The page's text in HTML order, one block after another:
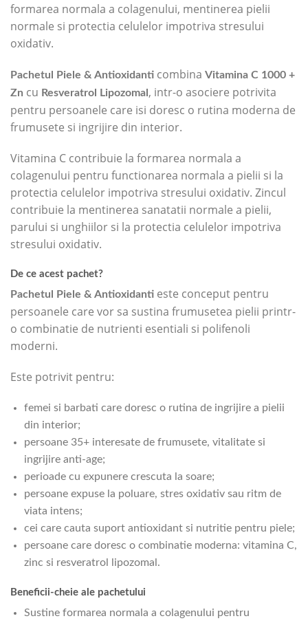
formarea normala a colagenului, mentinerea pielii
normale si protectia celulelor impotriva stresului
oxidativ.
Pachetul Piele & Antioxidanti combina Vitamina C 1000 +
Zn cu Resveratrol Lipozomal , intr-o asociere potrivita
pentru persoanele care isi doresc o rutina moderna de
frumusete si ingrijire din interior.
Vitamina C contribuie la formarea normala a
colagenului pentru functionarea normala a pielii si la
protectia celulelor impotriva stresului oxidativ. Zincul
contribuie la mentinerea sanatatii normale a pielii,
parului si unghiilor si la protectia celulelor impotriva
stresului oxidativ.
De ce acest pachet?
Pachetul Piele & Antioxidanti este conceput pentru
persoanele care vor sa sustina frumusetea pielii printr-
o combinatie de nutrienti esentiali si polifenoli
moderni.
Este potrivit pentru:
femei si barbati care doresc o rutina de ingrijire a pielii
din interior;
persoane 35+ interesate de frumusete, vitalitate si
ingrijire anti-age;
perioade cu expunere crescuta la soare;
persoane expuse la poluare, stres oxidativ sau ritm de
viata intens;
cei care cauta suport antioxidant si nutritie pentru piele;
persoane care doresc o combinatie moderna: vitamina C,
zinc si resveratrol lipozomal.
Beneficii-cheie ale pachetului
Sustine formarea normala a colagenului pentru